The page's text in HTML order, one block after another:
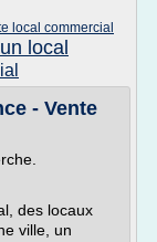
local commercial
local
- Vente
des locaux
ville, un